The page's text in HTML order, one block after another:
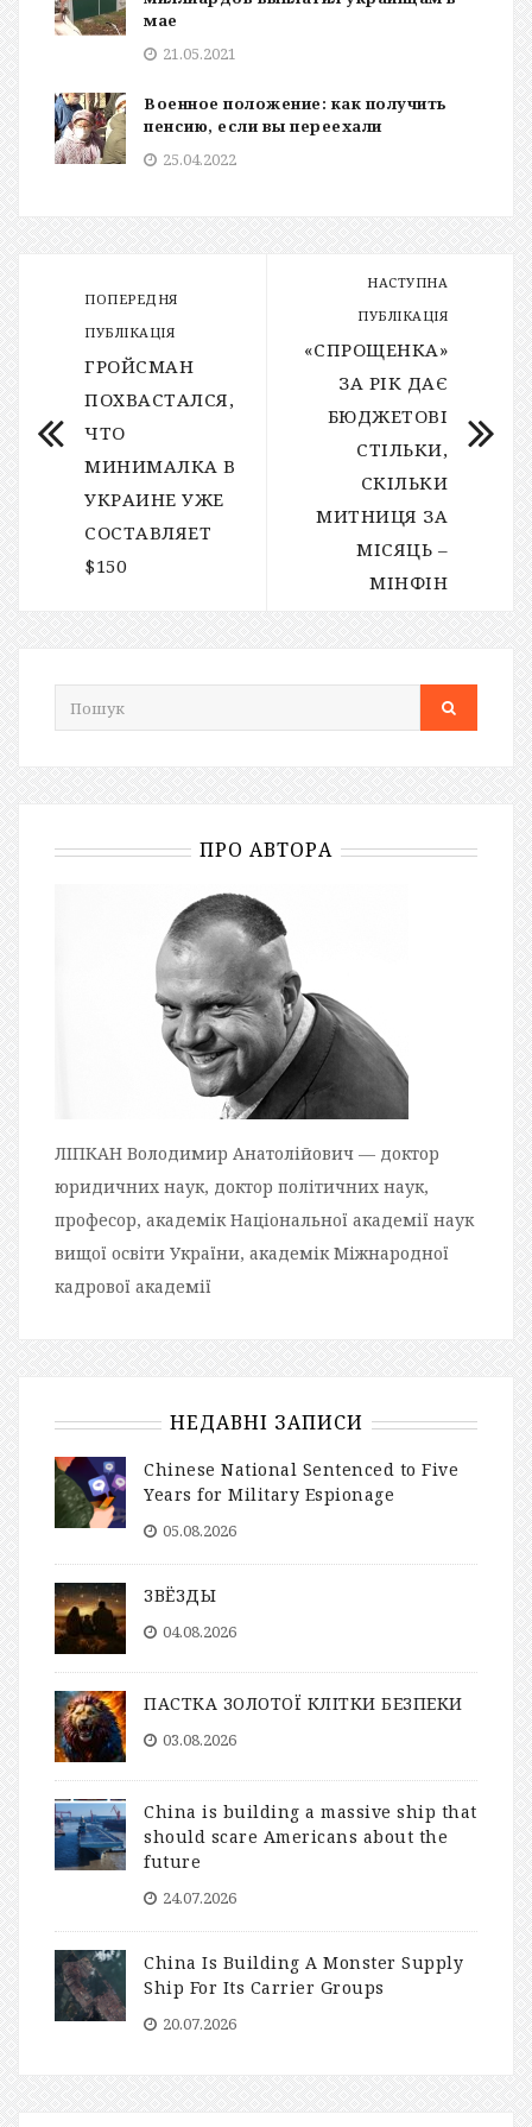
мае
21.05.2021
Военное положение: как получить
пенсию, если вы переехали
25.04.2022
ПОПЕРЕДНЯ
ПУБЛІКАЦІЯ
ГРОЙСМАН
ПОХВАСТАЛСЯ,
ЧТО
МИНИМАЛКА В
УКРАИНЕ УЖЕ
СОСТАВЛЯЕТ
$150
НАСТУПНА
ПУБЛІКАЦІЯ
«СПРОЩЕНКА»
ЗА РІК ДАЄ
БЮДЖЕТОВІ
СТІЛЬКИ,
СКІЛЬКИ
МИТНИЦЯ ЗА
МІСЯЦЬ –
МІНФІН
ПРО АВТОРА
ЛІПКАН Володимир Анатолійович — доктор
юридичних наук, доктор політичних наук,
професор, академік Національної академії наук
вищої освіти України, академік Міжнародної
кадрової академії
НЕДАВНІ ЗАПИСИ
Chinese National Sentenced to Five
Years for Military Espionage
05.08.2026
ЗВЁЗДЫ
04.08.2026
ПАСТКА ЗОЛОТОЇ КЛІТКИ БЕЗПЕКИ
03.08.2026
China is building a massive ship that
should scare Americans about the
future
24.07.2026
China Is Building A Monster Supply
Ship For Its Carrier Groups
20.07.2026